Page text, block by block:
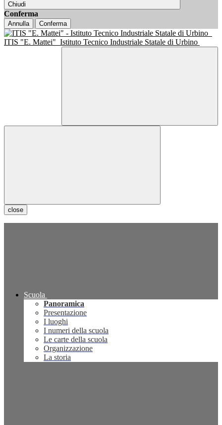
Chiudi
Conferma
Annulla Conferma
ITIS "E. Mattei" Istituto Tecnico Industriale Statale di Urbino
close
Scuola
Panoramica
Presentazione
I luoghi
I numeri della scuola
Le carte della scuola
Organizzazione
La storia